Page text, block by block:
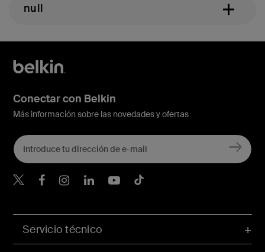
null
Servicio técnico
Conectar con Belkin
Más información sobre las novedades y ofertas
Belkin Twitter